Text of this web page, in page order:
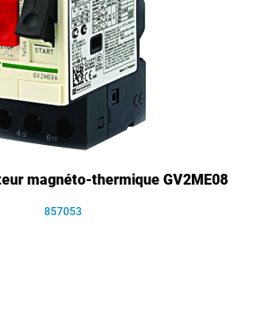
magnéto-thermique GV2ME08
857053